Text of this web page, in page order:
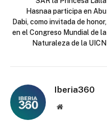
Hasnaa participa en Abu
Dabi, como invitada de honor,
en el Congreso Mundial de la
Naturaleza de la UICN
Iberia360
Website